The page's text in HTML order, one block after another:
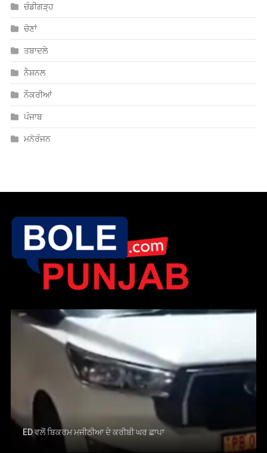
ਚੰਡੀਗੜ੍ਹ
ਚੋਣਾਂ
ਤਬਾਦਲੇ
ਨੈਸ਼ਨਲ
ਨੌਕਰੀਆਂ
ਪੰਜਾਬ
ਮਨੋਰੰਜਨ
ED ਵਲੋਂ ਬਿਕਰਮ ਮਜੀਠੀਆ ਦੇ ਕਰੀਬੀ ਘਰ ਛਾਪਾ